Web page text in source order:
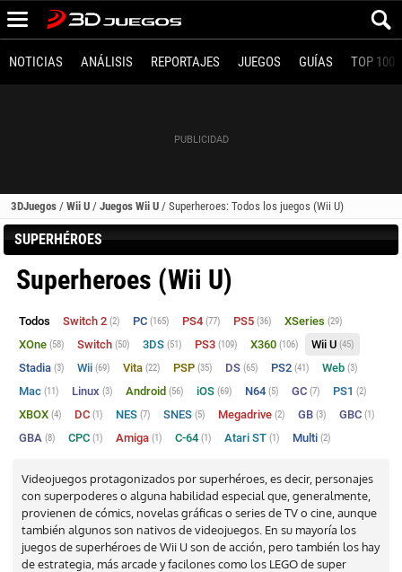
NOTICIAS ANÁLISIS REPORTAJES JUEGOS GUÍAS TOP 100
3DJuegos / Wii U / Juegos Wii U / Superheroes: Todos los juegos (Wii U)
SUPERHÉROES
Superheroes (Wii U)
Todos Switch 2 (2) PC (165) PS4 (77) PS5 (36) XSeries (29)
XOne (58) Switch (50) 3DS (51) PS3 (109) X360 (106) Wii U (45)
Stadia (3) Wii (69) Vita (22) PSP (35) DS (65) PS2 (41) Web (3)
Mac (11) Linux (3) Android (56) iOS (69) N64 (5) GC (7) PS1 (2)
XBOX (4) DC (1) NES (7) SNES (5) Megadrive (2) GB (3) GBC (1)
GBA (8) CPC (1) Amiga (1) C-64 (1) Atari ST (1) Multi (2)
Videojuegos protagonizados por superhéroes, es decir, personajes
con superpoderes o alguna habilidad especial que, generalmente,
provienen de cómics, novelas gráficas o series de TV o cine, aunque
también algunos son nativos de videojuegos. En su mayoría los
juegos de superhéroes de Wii U son de acción, pero también los hay
de estrategia, más arcade y facilones como los LEGO de super